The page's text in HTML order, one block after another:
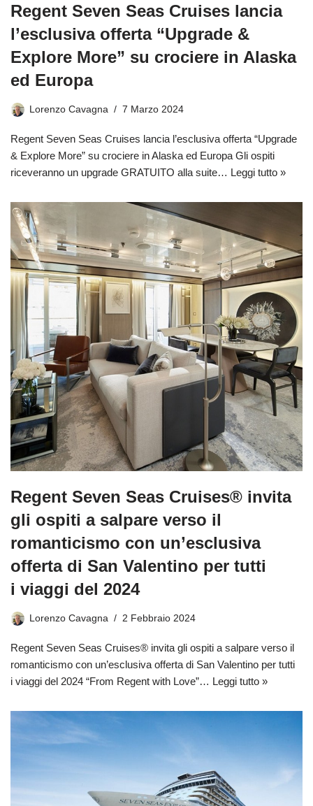
Regent Seven Seas Cruises lancia
l’esclusiva offerta “Upgrade &
Explore More” su crociere in Alaska
ed Europa
Lorenzo Cavagna 7 Marzo 2024
Regent Seven Seas Cruises lancia l’esclusiva offerta “Upgrade
& Explore More” su crociere in Alaska ed Europa Gli ospiti
riceveranno un upgrade GRATUITO alla suite… Leggi tutto »
Regent Seven Seas Cruises® invita
gli ospiti a salpare verso il
romanticismo con un’esclusiva
offerta di San Valentino per tutti
i viaggi del 2024
Lorenzo Cavagna 2 Febbraio 2024
Regent Seven Seas Cruises® invita gli ospiti a salpare verso il
romanticismo con un’esclusiva offerta di San Valentino per tutti
i viaggi del 2024 “From Regent with Love”… Leggi tutto »